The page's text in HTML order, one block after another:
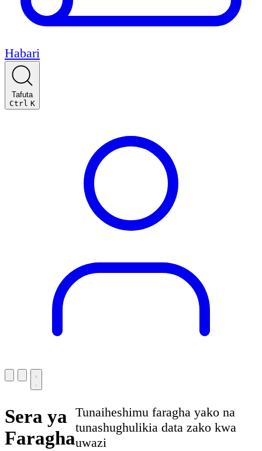
Habari
Tafuta
Ctrl K
Sera ya
Faragha
Tunaiheshimu faragha yako na
tunashughulikia data zako kwa
uwazi